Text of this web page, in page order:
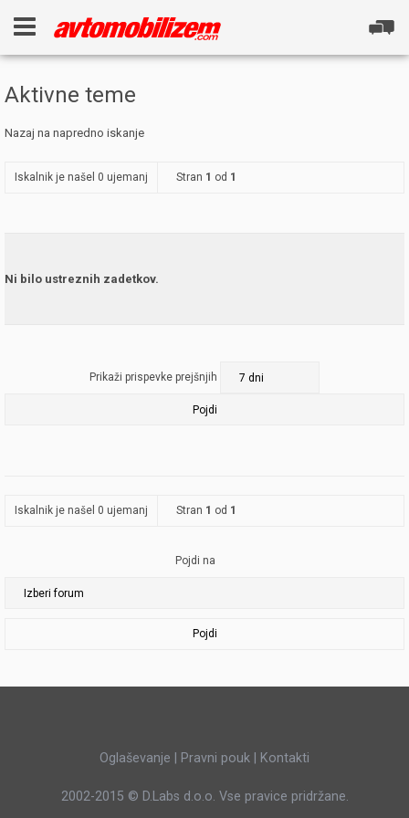
Aktivne teme
Nazaj na napredno iskanje
Iskalnik je našel 0 ujemanj Stran 1 od 1
Ni bilo ustreznih zadetkov.
Prikaži prispevke prejšnjih
Iskalnik je našel 0 ujemanj Stran 1 od 1
Pojdi na
Pojdi
Oglaševanje Pravni pouk Kontakti
2002-2015 © D.Labs d.o.o. Vse pravice pridržane.